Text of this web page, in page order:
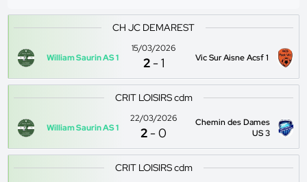
CH JC DEMAREST
William Saurin AS 1
15/03/2026
2 -1 Vic Sur Aisne Acsf 1
CRIT LOISIRS cdm
William Saurin AS 1
22/03/2026
2 -0
Chemin des Dames
US 3
CRIT LOISIRS cdm